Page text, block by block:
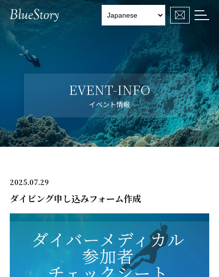

EVENT-INFO
イベント情報
2025.07.29
ダイビング申し込みフォーム作成